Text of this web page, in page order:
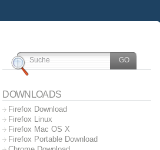
DOWNLOADS
Firefox Download
Firefox Linux
Firefox Mac OS X
Firefox Portable Download